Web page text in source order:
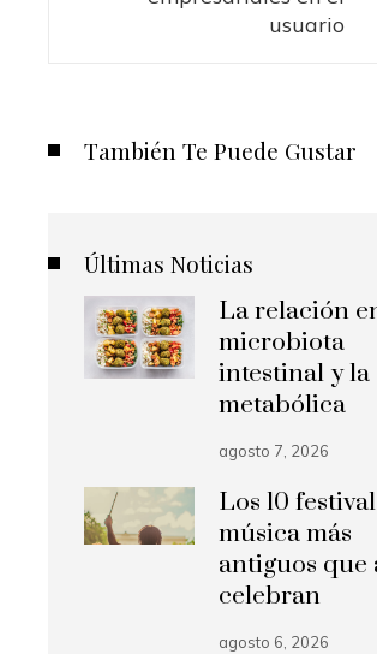
usuario
También Te Puede Gustar
Últimas Noticias
La relación
microbiota
intestinal y la
metabólica
agosto 7, 2026
Los 10
música más
antiguos que
celebran
agosto 6, 2026